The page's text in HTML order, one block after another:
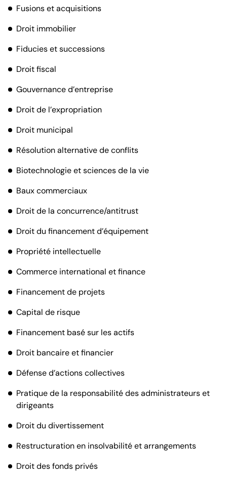
Fusions et acquisitions
Droit immobilier
Fiducies et successions
Droit fiscal
Gouvernance d’entreprise
Droit de l’expropriation
Droit municipal
Résolution alternative de conflits
Biotechnologie et sciences de la vie
Baux commerciaux
Droit de la concurrence/antitrust
Droit du financement d’équipement
Propriété intellectuelle
Commerce international et finance
Financement de projets
Capital de risque
Financement basé sur les actifs
Droit bancaire et financier
Défense d’actions collectives
Pratique de la responsabilité des administrateurs et
dirigeants
Droit du divertissement
Restructuration en insolvabilité et arrangements
Droit des fonds privés